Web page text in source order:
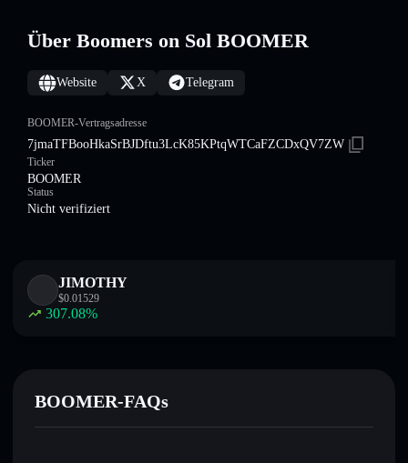
Über Boomers on Sol BOOMER
Website X Telegram
BOOMER-Vertragsadresse
7jmaTFBooHkaSrBJDftu3LcK85KPtqWTCaFZCDxQV7ZW
Ticker
BOOMER
Status
Nicht verifiziert
JIMOTHY
$0.01529
307.08%
BOOMER-FAQs